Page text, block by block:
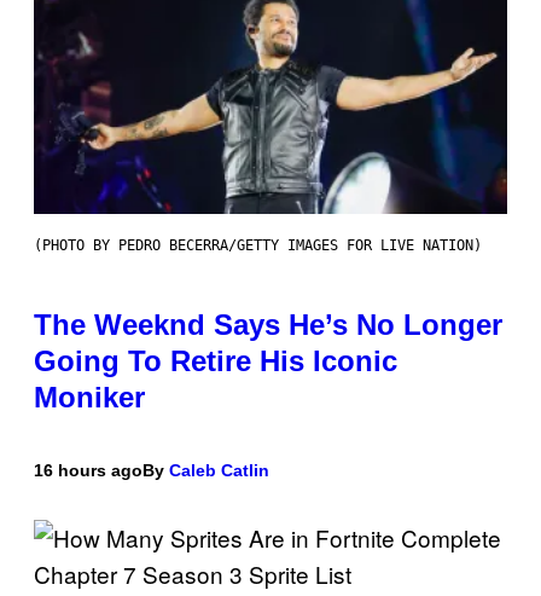
(PHOTO BY PEDRO BECERRA/GETTY IMAGES FOR LIVE NATION)
The Weeknd Says He’s No Longer
Going To Retire His Iconic
Moniker
16 hours agoBy Caleb Catlin